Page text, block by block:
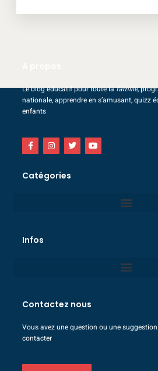
Le blog éducatif pour toute lafamille,
nationale, apprendre en s’amusant, quizz
enfants
Catégories
Infos
Contactez nous
Vous avez une question ou une
contacter